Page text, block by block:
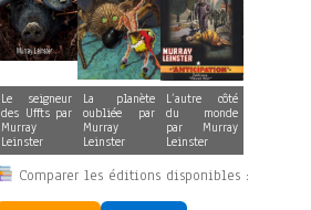
Le seigneur
des Uffts par
Murray
Leinster
La planète
oubliée par
Murray
Leinster
L’autre côté
du monde
par Murray
Leinster
Comparer les éditions disponibles :